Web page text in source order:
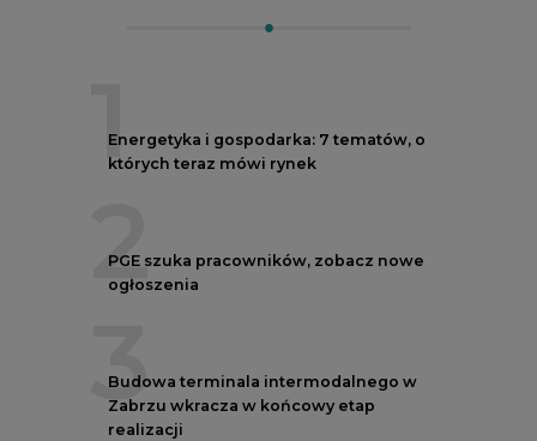
1
Energetyka i gospodarka: 7 tematów, o
których teraz mówi rynek
2
PGE szuka pracowników, zobacz nowe
ogłoszenia
3
Budowa terminala intermodalnego w
Zabrzu wkracza w końcowy etap
realizacji